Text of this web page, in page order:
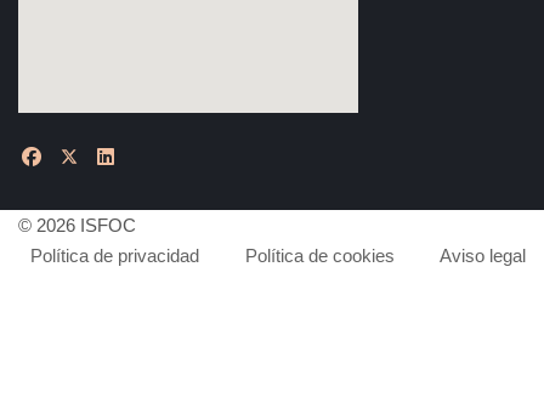
© 2026 ISFOC
Política de privacidad
Política de cookies Aviso legal